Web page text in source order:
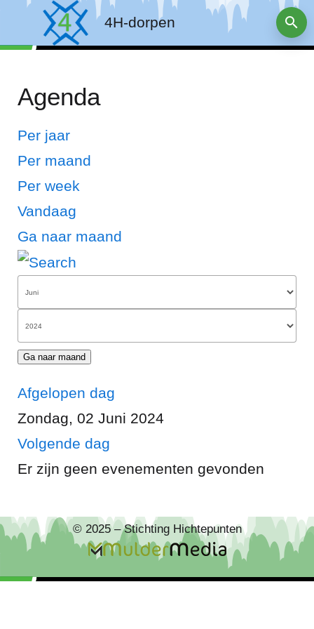
4H-dorpen
Agenda
Per jaar
Per maand
Per week
Vandaag
Ga naar maand
Ga naar maand
Afgelopen dag
Zondag, 02 Juni 2024
Volgende dag
Er zijn geen evenementen gevonden
© 2025 – Stichting Hichtepunten